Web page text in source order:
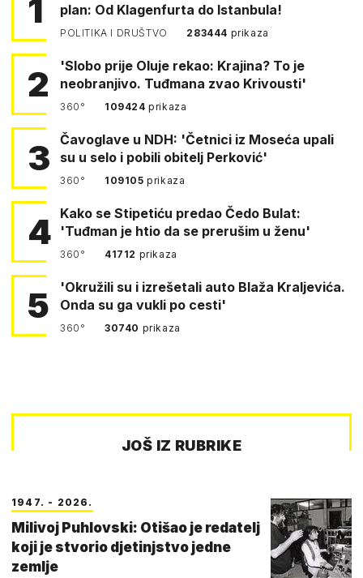
1 plan: Od Klagenfurta do Istanbula!
POLITIKA I DRUŠTVO 283444 prikaza
2
'Slobo prije Oluje rekao: Krajina? To je
neobranjivo. Tuđmana zvao Krivousti'
360° 109424prikaza
3
Čavoglave u NDH: 'Četnici iz Moseća upali
su u selo i pobili obitelj Perković'
360° 109105prikaza
4 Kako se Stipetiću predao Čedo Bulat:
'Tuđman je htio da se prerušim u ženu'
360° 41712 prikaza
5
'Okružili su i izrešetali auto Blaža Kraljevića.
Onda su ga vukli po cesti'
360° 30740 prikaza
JOŠ IZ RUBRIKE
1947. - 2026.
Milivoj Puhlovski: Otišao je redatelj
koji je stvorio djetinjstvo jedne
zemlje